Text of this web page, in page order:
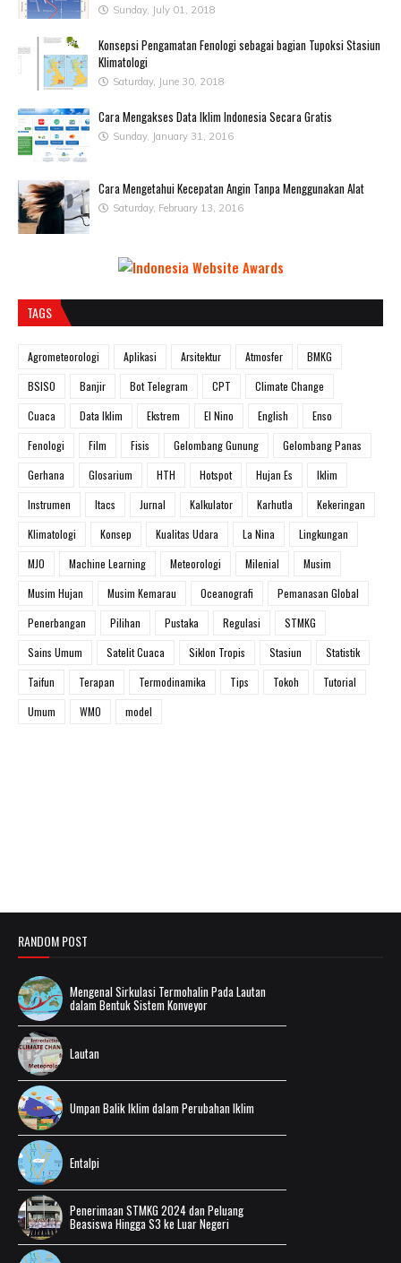
Sunday, July 01, 2018
Konsepsi Pengamatan Fenologi sebagai bagian Tupoksi Stasiun
Klimatologi
Saturday, June 30, 2018
Cara Mengakses Data Iklim Indonesia Secara Gratis
Sunday, January 31, 2016
Cara Mengetahui Kecepatan Angin Tanpa Menggunakan Alat
Saturday, February 13, 2016
TAGS
Agrometeorologi Aplikasi Arsitektur Atmosfer
BMKG
BSISO
Banjir Bot Telegram CPT
Climate Change
Cuaca
Data Iklim Ekstrem El Nino English
Enso
Fenologi
Film Fisis Gelombang Gunung
Gelombang Panas
Gerhana
Glosarium HTH Hotspot Hujan Es
Iklim
Instrumen
Itacs Jurnal Kalkulator Karhutla
Kekeringan
Klimatologi
Konsep Kualitas Udara La Nina
Lingkungan
MJO
Machine Learning Meteorologi Milenial
Musim
Musim Hujan
Musim Kemarau Oceanografi
Pemanasan Global
Penerbangan
Pilihan Pustaka Regulasi
STMKG
Sains Umum
Satelit Cuaca Siklon Tropis Stasiun
Statistik
Taifun
Terapan Termodinamika Tips Tokoh
Tutorial
Umum
WMO model
RANDOM POST
Mengenal Sirkulasi Termohalin Pada Lautan
dalam Bentuk Sistem Konveyor
Lautan
Umpan Balik Iklim dalam Perubahan Iklim
Entalpi
Penerimaan STMKG 2024 dan Peluang
Beasiswa Hingga S3 ke Luar Negeri